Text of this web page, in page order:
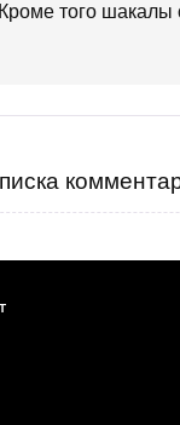
того шакалы